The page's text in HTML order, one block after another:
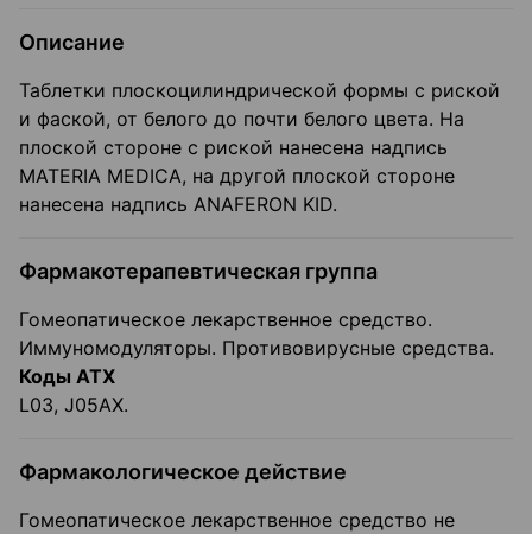
Описание
Таблетки плоскоцилиндрической формы с риской
и фаской, от белого до почти белого цвета. На
плоской стороне с риской нанесена надпись
MATERIA MEDICA, на другой плоской стороне
нанесена надпись ANAFERON KID.
Фармакотерапевтическая группа
Гомеопатическое лекарственное средство.
Иммуномодуляторы. Противовирусные средства.
Коды АТХ
L03, J05AX.
Фармакологическое действие
Гомеопатическое лекарственное средство не